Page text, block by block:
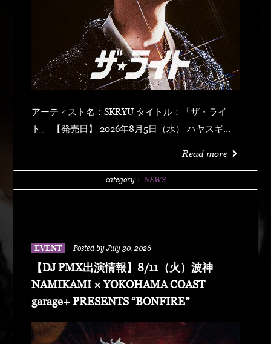
アーティスト名：SKRYU タイトル：「ザ・ライ
ト」 【発売日】 2026年8月5日（水） ハヤスギテ
リング (prod by DJ PMX) マッパ・ノ・オウサマ
Read more
category： NEWS
EVENT Posted by July 30, 2026
【DJ PMX出演情報】8/11（火）波神
NAMIKAMI × YOKOHAMA COAST
garage+ PRESENTS “BONFIRE”